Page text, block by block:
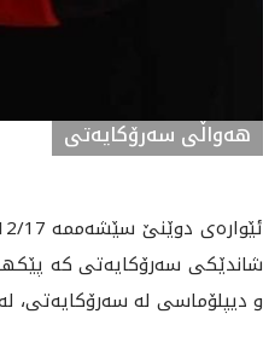
ھەواڵی سەرۆکایەتی
شاندێکی سەرۆکایەتی کە
و دیپلۆماسی لە سەرۆکایەتی،